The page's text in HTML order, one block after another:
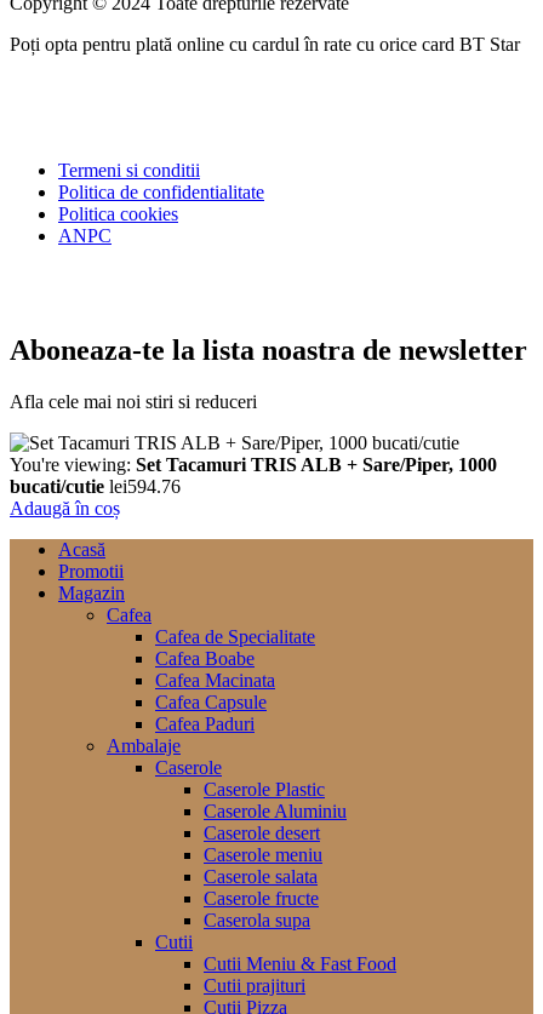
Poți opta pentru plată online cu cardul în rate cu orice card BT Star
Termeni si conditii
Politica de confidentialitate
Politica cookies
ANPC
Aboneaza-te la lista noastra de newsletter
Afla cele mai noi stiri si reduceri
You're viewing: Set Tacamuri TRIS ALB + Sare/Piper, 1000
bucati/cutie lei594.76
Adaugă în coș
Acasă
Promotii
Magazin
Cafea
Cafea de Specialitate
Cafea Boabe
Cafea Macinata
Cafea Capsule
Cafea Paduri
Ambalaje
Caserole
Caserole Plastic
Caserole Aluminiu
Caserole desert
Caserole meniu
Caserole salata
Caserole fructe
Caserola supa
Cutii
Cutii Meniu & Fast Food
Cutii prajituri
Cutii Pizza